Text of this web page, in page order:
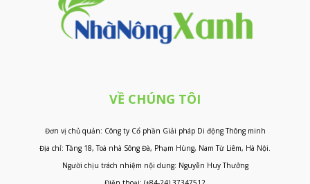
VỀ CHÚNG TÔI
Đơn vị chủ quản: Công ty Cổ phần Giải pháp Di động Thông minh
Địa chỉ: Tầng 18, Toà nhà Sông Đà, Phạm Hùng, Nam Từ Liêm, Hà Nội.
Người chịu trách nhiệm nội dung: Nguyễn Huy Thưởng